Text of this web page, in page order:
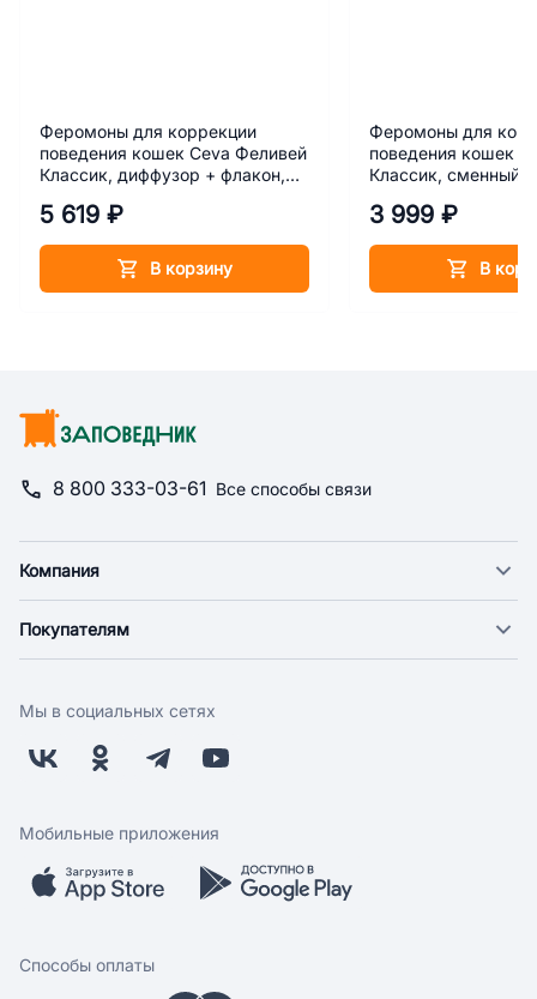
Феромоны для коррекции
поведения кошек Ceva Феливей
Классик, диффузор + флакон,
5 619 ₽
В корзину
Феромоны для
поведения кошек
Классик, сменный
3 999 ₽
В
8 800 333-03-61 Все способы связи
Компания
Новости
Поставщикам
Заводчикам
Обратная связь
Покупателям
Оплата
Бонусная программа
Скидки и акции
Мобильное приложение
Мы в социальных сетях
Мобильные приложения
Способы оплаты